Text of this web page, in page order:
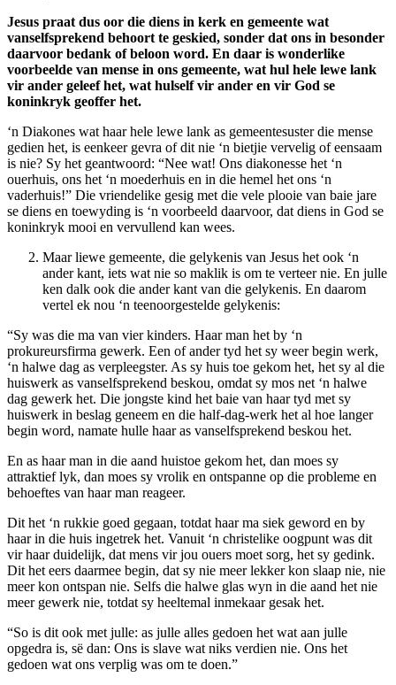
Jesus praat dus oor die diens in kerk en gemeente wat
vanselfsprekend behoort te geskied, sonder dat ons in besonder
daarvoor bedank of beloon word. En daar is wonderlike
voorbeelde van mense in ons gemeente, wat hul hele lewe lank
vir ander geleef het, wat hulself vir ander en vir God se
koninkryk geoffer het.
‘n Diakones wat haar hele lewe lank as gemeentesuster die mense
gedien het, is eenkeer gevra of dit nie ‘n bietjie vervelig of eensaam
is nie? Sy het geantwoord: “Nee wat! Ons diakonesse het ‘n
ouerhuis, ons het ‘n moederhuis en in die hemel het ons ‘n
vaderhuis!” Die vriendelike gesig met die vele plooie van baie jare
se diens en toewyding is ‘n voorbeeld daarvoor, dat diens in God se
koninkryk mooi en vervullend kan wees.
Maar liewe gemeente, die gelykenis van Jesus het ook ‘n
ander kant, iets wat nie so maklik is om te verteer nie. En julle
ken dalk ook die ander kant van die gelykenis. En daarom
vertel ek nou ‘n teenoorgestelde gelykenis:
“Sy was die ma van vier kinders. Haar man het by ‘n
prokureursfirma gewerk. Een of ander tyd het sy weer begin werk,
‘n halwe dag as verpleegster. As sy huis toe gekom het, het sy al die
huiswerk as vanselfsprekend beskou, omdat sy mos net ‘n halwe
dag gewerk het. Die jongste kind het baie van haar tyd met sy
huiswerk in beslag geneem en die half-dag-werk het al hoe langer
begin word, namate hulle haar as vanselfsprekend beskou het.
En as haar man in die aand huistoe gekom het, dan moes sy
attraktief lyk, dan moes sy vrolik en ontspanne op die probleme en
behoeftes van haar man reageer.
Dit het ‘n rukkie goed gegaan, totdat haar ma siek geword en by
haar in die huis ingetrek het. Vanuit ‘n christelike oogpunt was dit
vir haar duidelijk, dat mens vir jou ouers moet sorg, het sy gedink.
Dit het eers daarmee begin, dat sy nie meer lekker kon slaap nie, nie
meer kon ontspan nie. Selfs die halwe glas wyn in die aand het nie
meer gewerk nie, totdat sy heeltemal inmekaar gesak het.
“So is dit ook met julle: as julle alles gedoen het wat aan julle
opgedra is, së dan: Ons is slave wat niks verdien nie. Ons het
gedoen wat ons verplig was om te doen.”